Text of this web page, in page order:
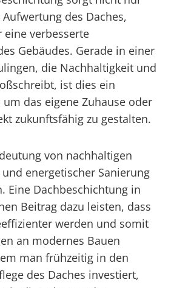
des Daches,
verbesserte
Gebäudes. Gerade in einer
die Nachhaltigkeit und
ist dies ein
das eigene Zuhause oder
zukunftsfähig zu gestalten.
von nachhaltigen
energetischer Sanierung
Eine Dachbeschichtung in
Beitrag dazu leisten, dass
werden und somit
an modernes Bauen
man frühzeitig in den
des Daches investiert,